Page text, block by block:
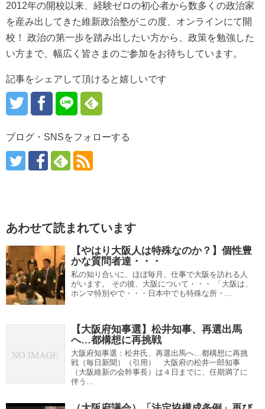
2012年の開校以来、経験ゼロの初心者から数多くの政治家
を産み出してきた維新政治塾がこの度、オンラインにて開
校！ 政治の第一歩を踏み出したい方から、政策を勉強した
い方まで、幅広く皆さまのご参加をお待ちしています。
記事をシェアして頂けると嬉しいです
ブログ・SNSをフォローする
あわせて読まれています
【やはり大阪人は特殊なのか？】個性豊
かな質問者達・・・
私の知り合いに、ほぼ毎月、仕事で大阪を訪れる人
がいます。 その彼、大阪について・・・ 「大阪は、
ホンマ特別やで・・・日本中でも特殊な所・...
【大阪府知事選】松井知事、再選出馬
へ…都構想に再挑戦
大阪府知事選：松井氏、再選出馬へ…都構想に再挑
戦（毎日新聞）（引用） 大阪府の松井一郎知事
（大阪維新の会幹事長）は４日までに、任期満了に
伴う...